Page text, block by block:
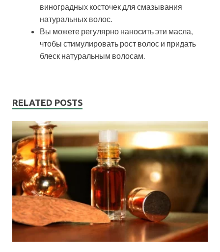
виноградных косточек для смазывания
натуральных волос.
Вы можете регулярно наносить эти масла,
чтобы стимулировать рост волос и придать
блеск натуральным волосам.
RELATED POSTS